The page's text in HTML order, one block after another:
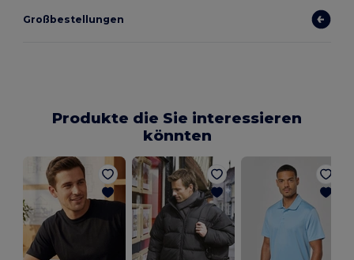
Großbestellungen
Produkte die Sie interessieren
könnten